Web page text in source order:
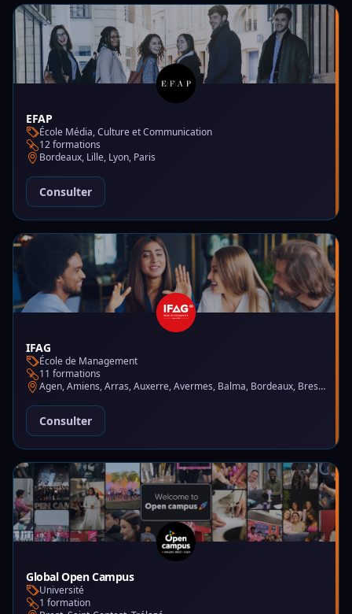
EFAP
École Média, Culture et Communication
12 formations
Bordeaux, Lille, Lyon, Paris
Consulter
IFAG
École de Management
11 formations
Agen, Amiens, Arras, Auxerre, Avermes, Balma, Bordeaux, Brest, Charleville-Mézières, Chartres, Courbevoie, Dijon, Gap, La Garde, Le Mans, Lille, Lyon, Mont-de-Marsan, Montluçon, Montpellier, Mulhouse, Nantes, Puteaux, Reims, Rennes, Trélazé
Consulter
Global Open Campus
Université
1 formation